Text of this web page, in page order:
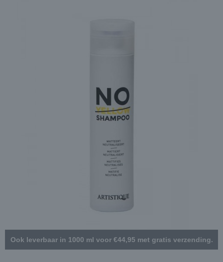
Ook leverbaar in 1000 ml voor €44,95 met gratis verzending.